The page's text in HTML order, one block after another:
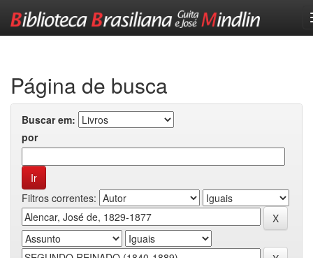
Página de busca
Buscar em:
por
Filtros correntes: